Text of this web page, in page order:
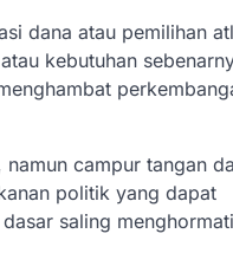
dana atau pemilihan
kebutuhan
campur tangan
politik yang dapat
saling